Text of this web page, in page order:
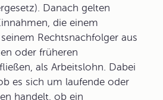
Danach gelten
die einem
Rechtsnachfolger aus
oder früheren
als Arbeitslohn. Dabei
es sich um laufende oder
handelt, ob ein